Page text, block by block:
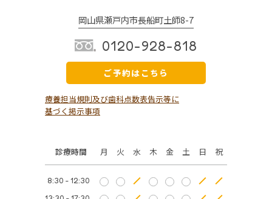
岡山県瀬戸内市長船町土師8-7
0120-928-818
ご予約はこちら
診療時間 月 火 水 木 金 土 日 祝
8:30 - 12:30
療養担当規則及び歯科点数表告示等に
基づく掲示事項